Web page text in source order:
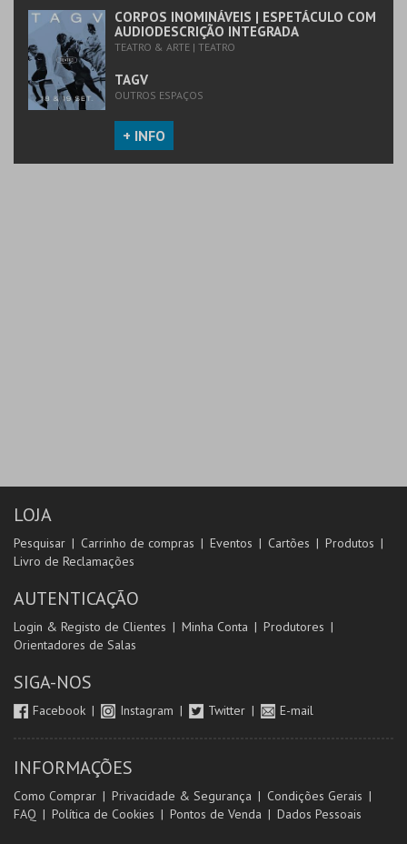
CORPOS INOMINÁVEIS | ESPETÁCULO COM
AUDIODESCRIÇÃO INTEGRADA
TEATRO & ARTE | TEATRO
TAGV
OUTROS ESPAÇOS
+ INFO
LOJA
Pesquisar Carrinho de compras Eventos Cartões
Produtos
Livro de Reclamações
AUTENTICAÇÃO
Login & Registo de Clientes Minha Conta
Produtores
Orientadores de Salas
SIGA-NOS
Facebook Instagram Twitter E-mail
INFORMAÇÕES
Como Comprar Privacidade & Segurança
Condições Gerais
FAQ
Política de Cookies Pontos de Venda Dados Pessoais